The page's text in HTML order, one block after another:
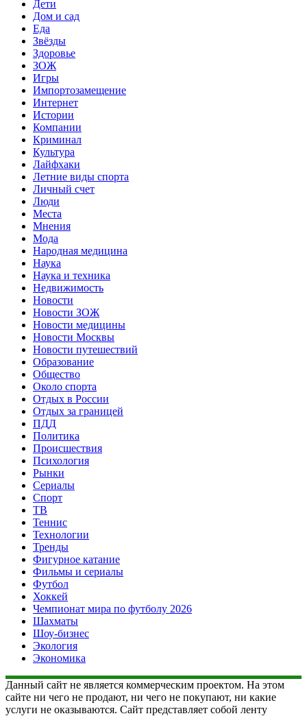
Дети
Дом и сад
Еда
Звёзды
Здоровье
ЗОЖ
Игры
Импортозамещение
Интернет
Истории
Компании
Криминал
Культура
Лайфхаки
Летние виды спорта
Личный счет
Люди
Места
Мнения
Мода
Народная медицина
Наука
Наука и техника
Недвижимость
Новости
Новости ЗОЖ
Новости медицины
Новости Москвы
Новости путешествий
Образование
Общество
Около спорта
Отдых в России
Отдых за границей
ПДД
Политика
Происшествия
Психология
Рынки
Сериалы
Спорт
ТВ
Теннис
Технологии
Тренды
Фигурное катание
Фильмы и сериалы
Футбол
Хоккей
Чемпионат мира по футболу 2026
Шахматы
Шоу-бизнес
Экология
Экономика
Данный сайт не является коммерческим проектом. На этом
сайте ни чего не продают, ни чего не покупают, ни какие
услуги не оказываются. Сайт представляет собой ленту